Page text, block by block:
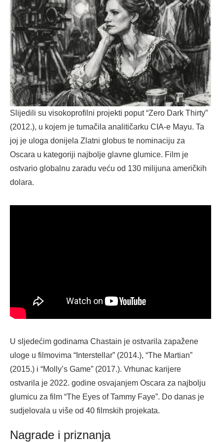
Slijedili su visokoprofilni projekti poput “Zero Dark Thirty”
(2012.), u kojem je tumačila analitičarku CIA-e Mayu. Ta
joj je uloga donijela Zlatni globus te nominaciju za
Oscara u kategoriji najbolje glavne glumice. Film je
ostvario globalnu zaradu veću od 130 milijuna američkih
dolara.
U sljedećim godinama Chastain je ostvarila zapažene
uloge u filmovima “Interstellar” (2014.), “The Martian”
(2015.) i “Molly’s Game” (2017.). Vrhunac karijere
ostvarila je 2022. godine osvajanjem Oscara za najbolju
glumicu za film “The Eyes of Tammy Faye”. Do danas je
sudjelovala u više od 40 filmskih projekata.
Nagrade i priznanja